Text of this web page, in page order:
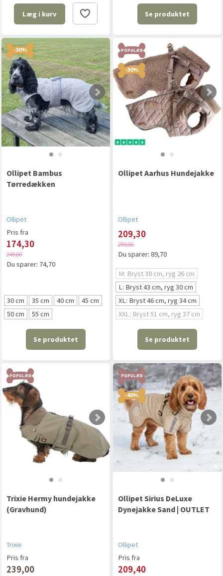
Læg i kurv Se produktet
-30%
Ollipet Bambus
Tørredækken
Ollipet
Pris fra
174,30
249,00
Du sparer: 74,70
30 cm 35 cm 40 cm
45 cm
50 cm
55 cm
Se produktet
POPULÆR
-30%
Ollipet Aarhus Hundejakke
Ollipet
209,30
299,00
Du sparer: 89,70
M: Bryst 38 cm, ryg 26 cm
L: Bryst 43 cm, ryg 30 cm
XL: Bryst 46 cm, ryg 34 cm
XXL: Bryst 51 cm, ryg 37 cm
Se produktet
POPULÆR
Trixie Hermy hundejakke
(Gravhund)
Trixie
Pris fra
239,00
POPULÆR
-40%
Ollipet Sirius DeLuxe
Dynejakke Sand | OUTLET
Ollipet
Pris fra
209,40